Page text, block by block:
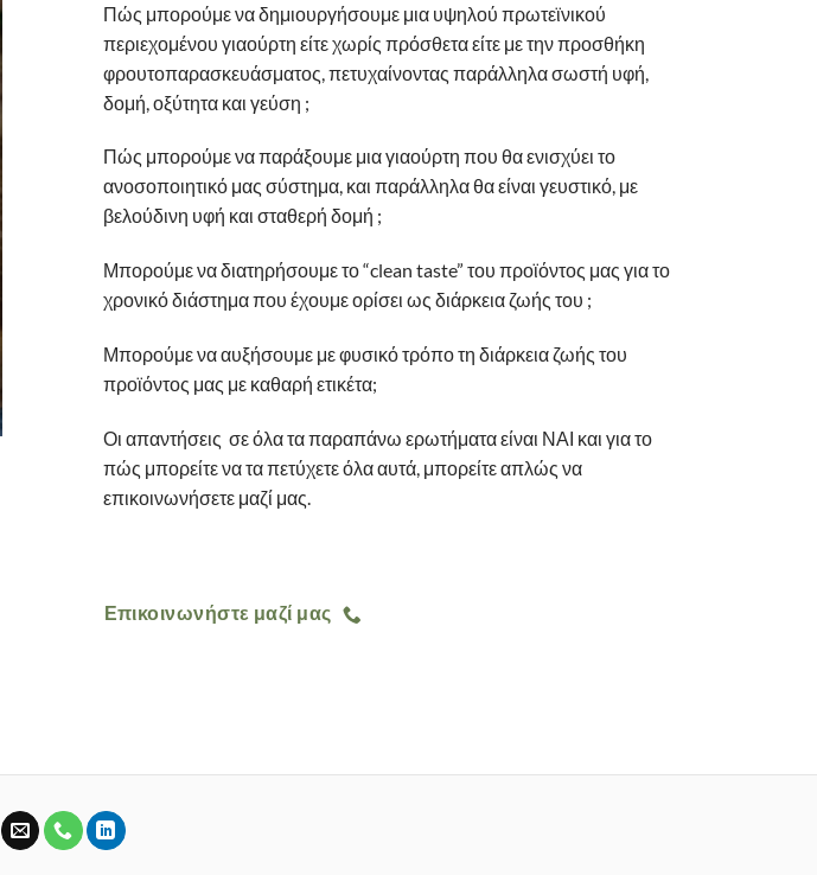
Πώς μπορούμε να δημιουργήσουμε μια υψηλού πρωτεϊνικού
περιεχομένου γιαούρτη είτε χωρίς πρόσθετα είτε με την προσθήκη
φρουτοπαρασκευάσματος, πετυχαίνοντας παράλληλα σωστή υφή,
δομή, οξύτητα και γεύση ;
Πώς μπορούμε να παράξουμε μια γιαούρτη που θα ενισχύει το
ανοσοποιητικό μας σύστημα, και παράλληλα θα είναι γευστικό, με
βελούδινη υφή και σταθερή δομή ;
Μπορούμε να διατηρήσουμε το “clean taste” του προϊόντος μας για το
χρονικό διάστημα που έχουμε ορίσει ως διάρκεια ζωής του ;
Μπορούμε να αυξήσουμε με φυσικό τρόπο τη διάρκεια ζωής του
προϊόντος μας με καθαρή ετικέτα;
Οι απαντήσεις σε όλα τα παραπάνω ερωτήματα είναι ΝΑΙ και για το
πώς μπορείτε να τα πετύχετε όλα αυτά, μπορείτε απλώς να
επικοινωνήσετε μαζί μας.
Επικοινωνήστε μαζί μας